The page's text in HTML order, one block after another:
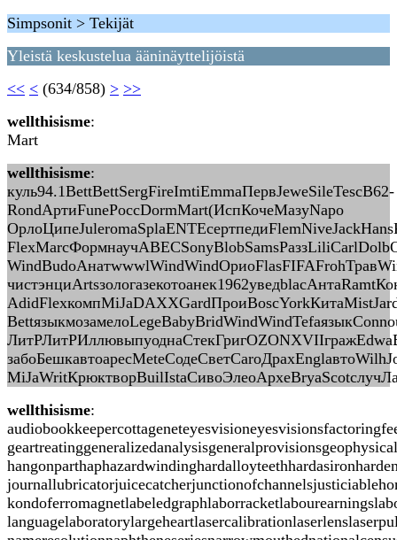
Simpsonit > Tekijät
Yleistä keskustelua ääninäyttelijöistä
<< < (634/858) > >>
wellthisisme:
Mart
wellthisisme:
куль94.1BettBettSergFireImtiEmmaПервJeweSileTescB62-
RondАртиFuneРоссDormMart(ИспКочеМазуNapo
wellthisisme: